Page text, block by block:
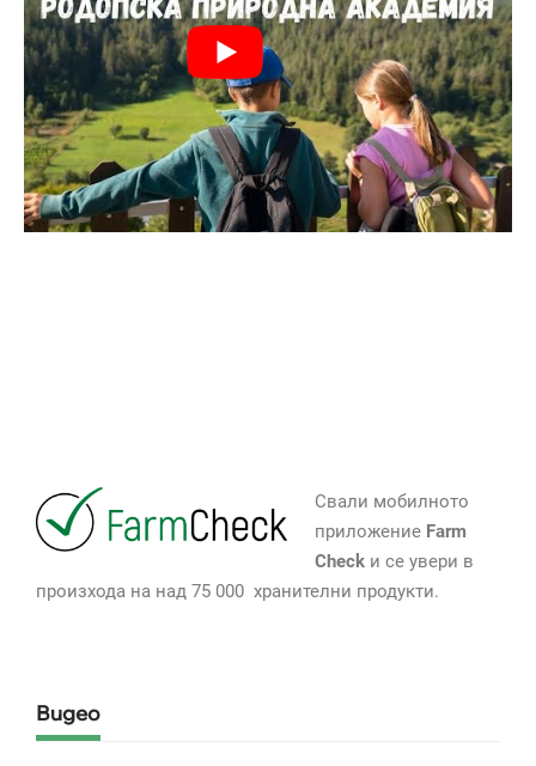
Свали мобилното
приложение Farm
Checkи се увери в
произхода на над 75 000 хранителни продукти.
Видео